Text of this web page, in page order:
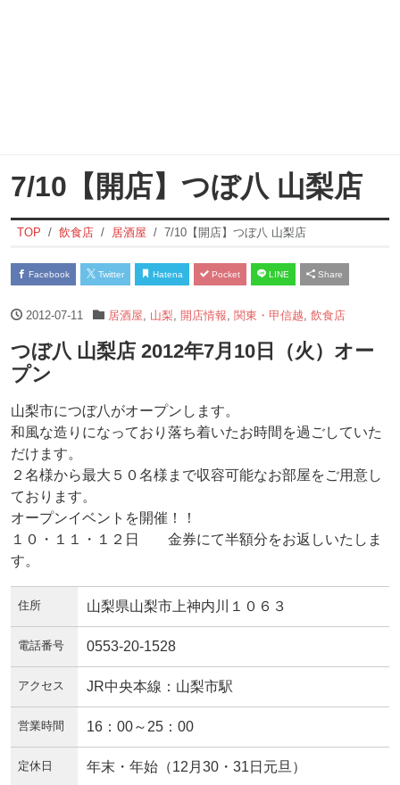
7/10【開店】つぼ八 山梨店
TOP 飲食店 居酒屋 7/10【開店】つぼ八 山梨店
Facebook Twitter Hatena Pocket LINE Share
2012-07-11 居酒屋 山梨 開店情報 関東・甲信越 飲食店
つぼ八 山梨店 2012年7月10日（火）オー
プン
山梨市につぼ八がオープンします。
和風な造りになっており落ち着いたお時間を過ごしていた
だけます。
２名様から最大５０名様まで収容可能なお部屋をご用意し
ております。
オープンイベントを開催！！
１０・１１・１２日 金券にて半額分をお返しいたしま
す。
住所 山梨県山梨市上神内川１０６３
電話番号 0553-20-1528
アクセス JR中央本線：山梨市駅
営業時間 16：00～25：00
定休日 年末・年始（12月30・31日元旦）